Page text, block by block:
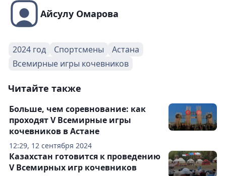
Айсулу Омарова
2024 год Спортсмены
Астана
Всемирные игры кочевников
Читайте также
12:29, 12 сентября 2024
Больше, чем соревнование: как
проходят V Всемирные игры
кочевников в Астане
Казахстан готовится к проведению
V Всемирных игр кочевников